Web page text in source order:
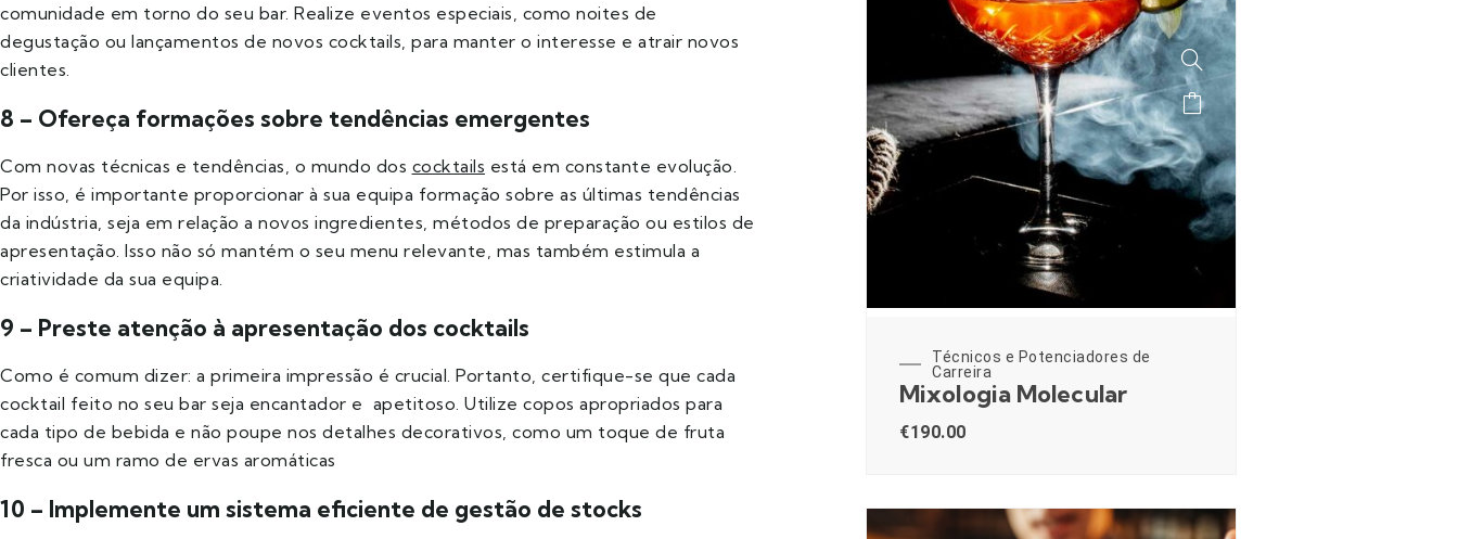
comunidade em torno do seu bar. Realize eventos especiais, como noites de
degustação ou lançamentos de novos cocktails, para manter o interesse e atrair novos
clientes.
8 – Ofereça formações sobre tendências emergentes
Com novas técnicas e tendências, o mundo dos cocktails está em constante evolução.
Por isso, é importante proporcionar à sua equipa formação sobre as últimas tendências
da indústria, seja em relação a novos ingredientes, métodos de preparação ou estilos de
apresentação. Isso não só mantém o seu menu relevante, mas também estimula a
criatividade da sua equipa.
9 – Preste atenção à apresentação dos cocktails
Como é comum dizer: a primeira impressão é crucial. Portanto, certifique-se que cada
cocktail feito no seu bar seja encantador e apetitoso. Utilize copos apropriados para
cada tipo de bebida e não poupe nos detalhes decorativos, como um toque de fruta
fresca ou um ramo de ervas aromáticas
10 – Implemente um sistema eficiente de gestão de stocks
Técnicos e Potenciadores de
Carreira
Mixologia Molecular
€190.00